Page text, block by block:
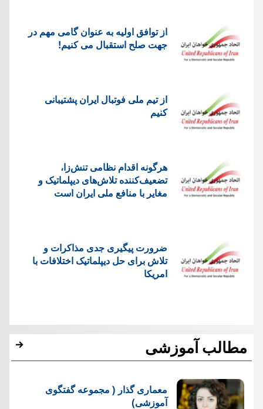
از توافق اولیه به عنوان گامی مهم در
جهت صلح استقبال می کنیم!
از تیم ملی فوتبال ایران پشتیبانی
کنیم
هرگونه اقدام نظامی تنش‌زا،
تضعیف‌کننده تلاش‌های دیپلماتیک و
مغایر با منافع ملی ایران است
ضرورت پیگیری جدی مذاکرات و
تلاش برای حل دیپلماتیک اختلافات با
امریکا
مطالب آموزشی
معماری گذار ( مجموعه گفتگوی
آموزشی)